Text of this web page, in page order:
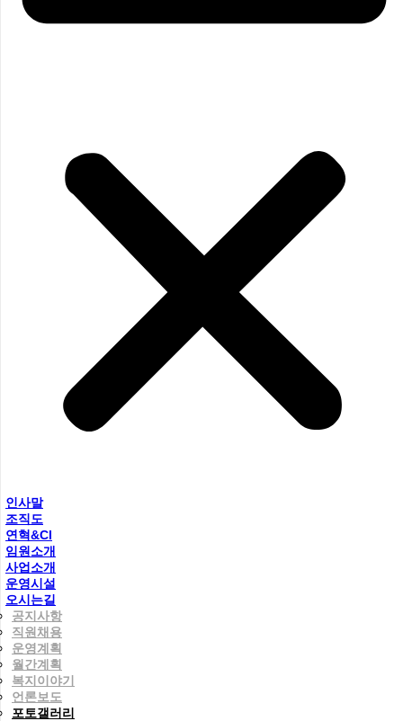
인사말
조직도
연혁&CI
임원소개
사업소개
운영시설
오시는길
공지사항
직원채용
운영계획
월간계획
복지이야기
언론보도
포토갤러리